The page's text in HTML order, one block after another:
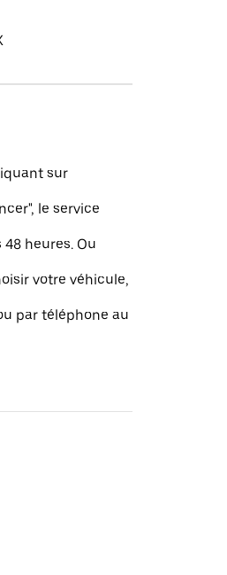
sur
le service
heures. Ou
votre véhicule,
par téléphone au